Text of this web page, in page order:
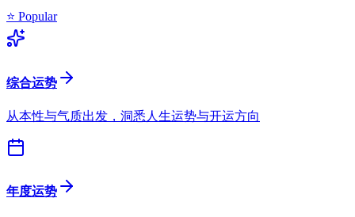
⭐ Popular
综合运势
从本性与气质出发，洞悉人生运势与开运方向
年度运势